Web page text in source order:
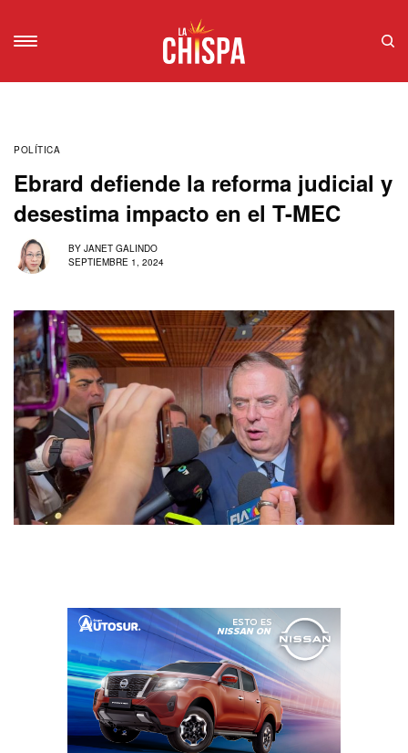
POLÍTICA
Ebrard defiende la reforma judicial y
desestima impacto en el T-MEC
BY JANET GALINDO
SEPTIEMBRE 1, 2024